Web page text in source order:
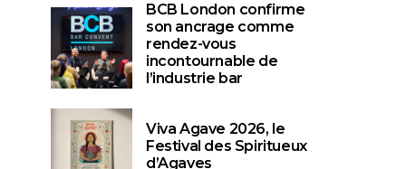
BCB London confirme
son ancrage comme
rendez-vous
incontournable de
l’industrie bar
Viva Agave 2026, le
Festival des Spiritueux
d’Agaves